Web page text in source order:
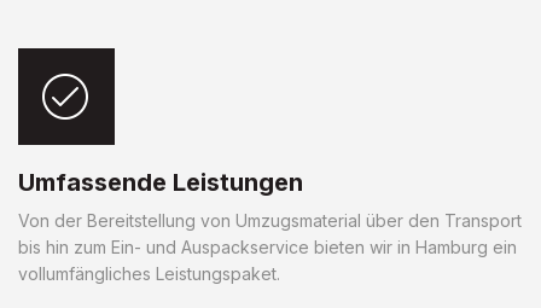
Umfassende Leistungen
Von der Bereitstellung von Umzugsmaterial über den Transport
bis hin zum Ein- und Auspackservice bieten wir in Hamburg ein
vollumfängliches Leistungspaket.